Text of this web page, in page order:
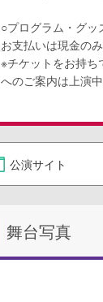
○プログラム・グッ
お支払いは現金のみ
※チケットをお持ち
へのご案内は上演中
公演サイト
舞台写真